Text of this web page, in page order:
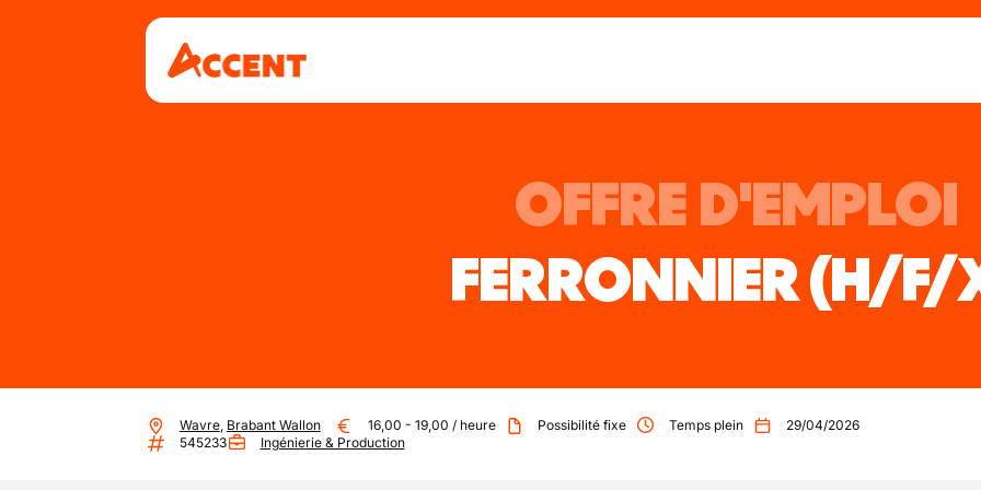
OFFRE D'EMPLOI
FERRONNIER(H/F/
Wavre, Brabant Wallon 16,00 - 19,00 / heure Possibilité fixe Temps plein
29/04/2026
545233
Ingénierie & Production